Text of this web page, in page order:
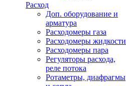
Расход
Доп. оборудование и
арматура
Расходомеры газа
Расходомеры жидкости
Расходомеры пара
Регуляторы расхода,
реле потока
Ротаметры, диафрагмы